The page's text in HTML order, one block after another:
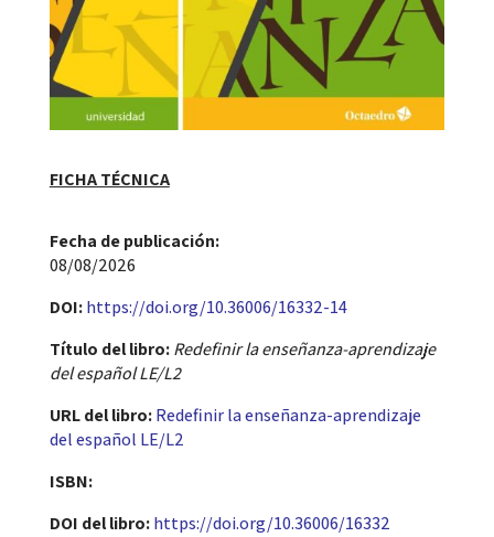
FICHA TÉCNICA
Fecha de publicación​:
08/08/2026
DOI: https://doi.org/10.36006/16332-14
Título del libro: Redefinir la enseñanza-aprendizaje
del español LE/L2
URL del libro: Redefinir la enseñanza-aprendizaje
del español LE/L2
ISBN:
DOI del libro: https://doi.org/10.36006/16332